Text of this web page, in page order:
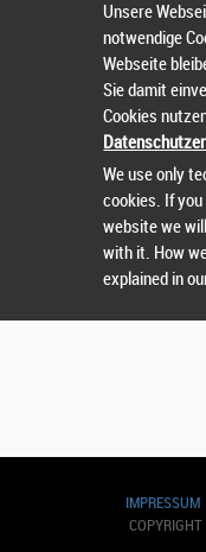
IMPRESSUM
Unsere
notwendige
Webseite
Sie damit
Cookies
We use only
cookies. If
website we
with it. How
explained in